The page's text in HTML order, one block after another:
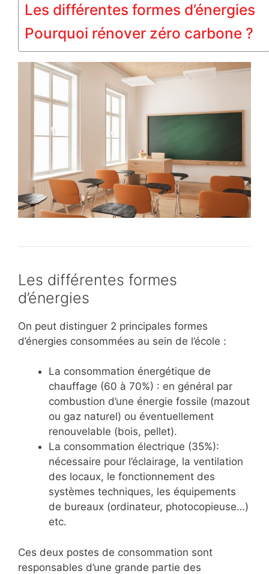
Les différentes formes d’énergies
Pourquoi rénover zéro carbone ?
Les différentes formes
d’énergies
On peut distinguer 2 principales formes
d’énergies consommées au sein de l’école :
La consommation énergétique de
chauffage (60 à 70%) : en général par
combustion d’une énergie fossile (mazout
ou gaz naturel) ou éventuellement
renouvelable (bois, pellet).
La consommation électrique (35%):
nécessaire pour l’éclairage, la ventilation
des locaux, le fonctionnement des
systèmes techniques, les équipements
de bureaux (ordinateur, photocopieuse…)
etc.
Ces deux postes de consommation sont
responsables d’une grande partie des